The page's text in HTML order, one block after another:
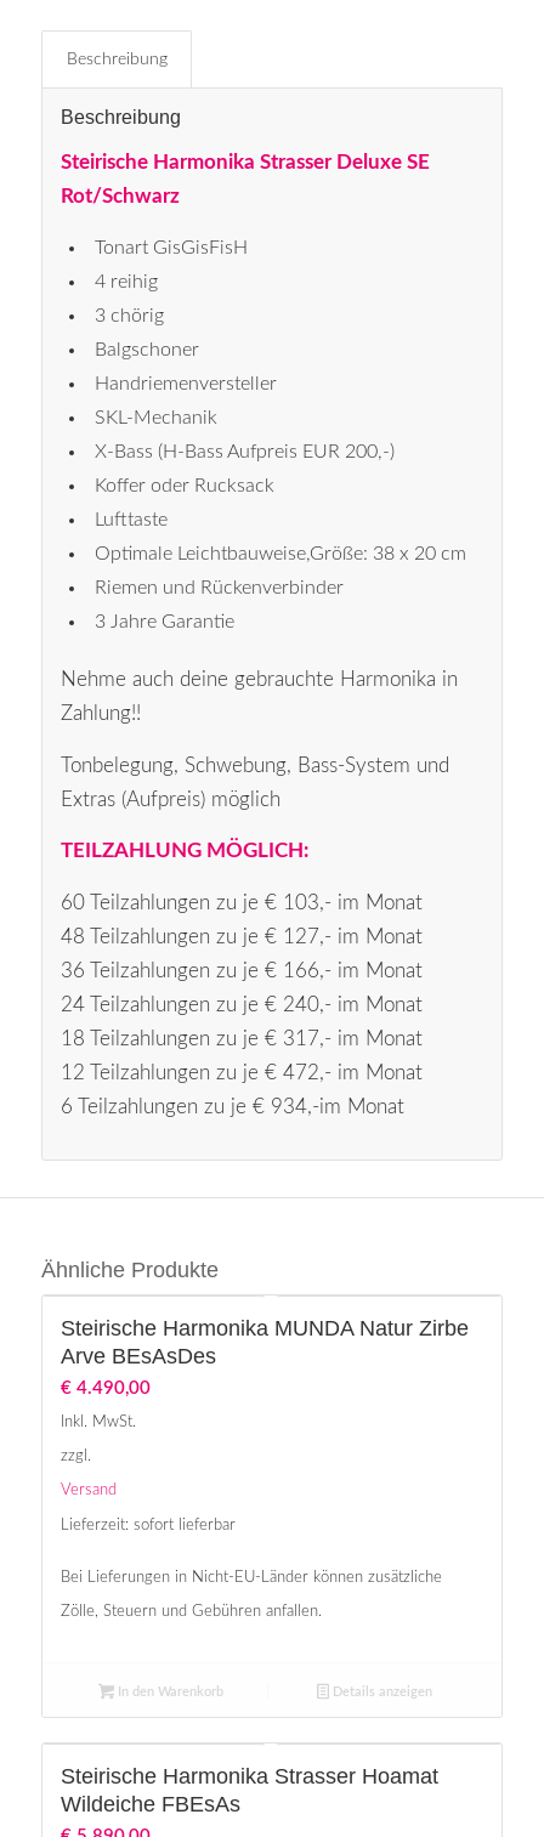
Beschreibung
Beschreibung
Steirische Harmonika Strasser Deluxe SE
Rot/Schwarz
Tonart GisGisFisH
4 reihig
3 chörig
Balgschoner
Handriemenversteller
SKL-Mechanik
X-Bass (H-Bass Aufpreis EUR 200,-)
Koffer oder Rucksack
Lufttaste
Optimale Leichtbauweise,Größe: 38 x 20 cm
Riemen und Rückenverbinder
3 Jahre Garantie
Nehme auch deine gebrauchte Harmonika in
Zahlung!!
Tonbelegung, Schwebung, Bass-System und
Extras (Aufpreis) möglich
TEILZAHLUNG MÖGLICH:
60 Teilzahlungen zu je € 103,- im Monat
48 Teilzahlungen zu je € 127,- im Monat
36 Teilzahlungen zu je € 166,- im Monat
24 Teilzahlungen zu je € 240,- im Monat
18 Teilzahlungen zu je € 317,- im Monat
12 Teilzahlungen zu je € 472,- im Monat
6 Teilzahlungen zu je € 934,-im Monat
Ähnliche Produkte
Steirische Harmonika MUNDA Natur Zirbe
Arve BEsAsDes
€4.490,00
Inkl. MwSt.
zzgl.
Versand
Lieferzeit: sofort lieferbar
Bei Lieferungen in Nicht-EU-Länder können zusätzliche
Zölle, Steuern und Gebühren anfallen.
In den Warenkorb Details anzeigen
Steirische Harmonika Strasser Hoamat
Wildeiche FBEsAs